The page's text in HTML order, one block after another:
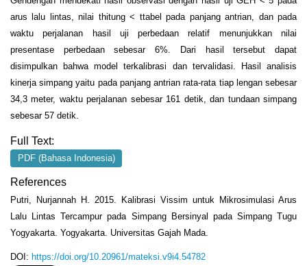
arus lalu lintas, nilai thitung< ttabel pada panjang antrian, dan pada
waktu perjalanan hasil uji perbedaan relatif menunjukkan nilai
presentase perbedaan sebesar 6%. Dari hasil tersebut dapat
disimpulkan bahwa model terkalibrasi dan tervalidasi. Hasil analisis
kinerja simpang yaitu pada panjang antrian rata-rata tiap lengan sebesar
34,3 meter, waktu perjalanan sebesar 161 detik, dan tundaan simpang
sebesar 57 detik.
Full Text:
PDF (Bahasa Indonesia)
References
Putri, Nurjannah H. 2015. Kalibrasi Vissim untuk Mikrosimulasi Arus
Lalu Lintas Tercampur pada Simpang Bersinyal pada Simpang Tugu
Yogyakarta. Yogyakarta. Universitas Gajah Mada.
DOI: https://doi.org/10.20961/mateksi.v9i4.54782